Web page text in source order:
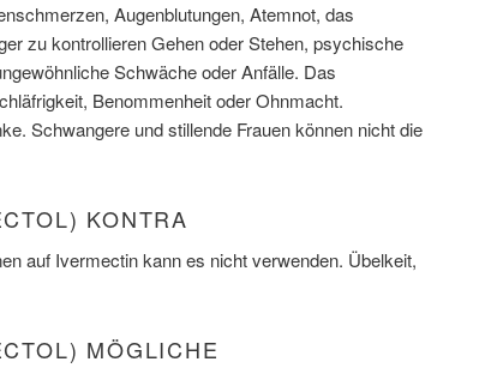
Augenblutungen, Atemnot, das
zu kontrollieren Gehen oder Stehen, psychische
Schwäche oder Anfälle. Das
Benommenheit oder Ohnmacht.
Schwangere und stillende Frauen können nicht die
KONTRA
auf Ivermectin kann es nicht verwenden. Übelkeit,
MÖGLICHE